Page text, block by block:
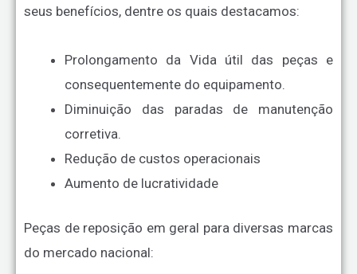
seus benefícios, dentre os quais destacamos:
Prolongamento da Vida útil das peças e
consequentemente do equipamento.
Diminuição das paradas de manutenção
corretiva.
Redução de custos operacionais
Aumento de lucratividade
Peças de reposição em geral para diversas marcas
do mercado nacional: